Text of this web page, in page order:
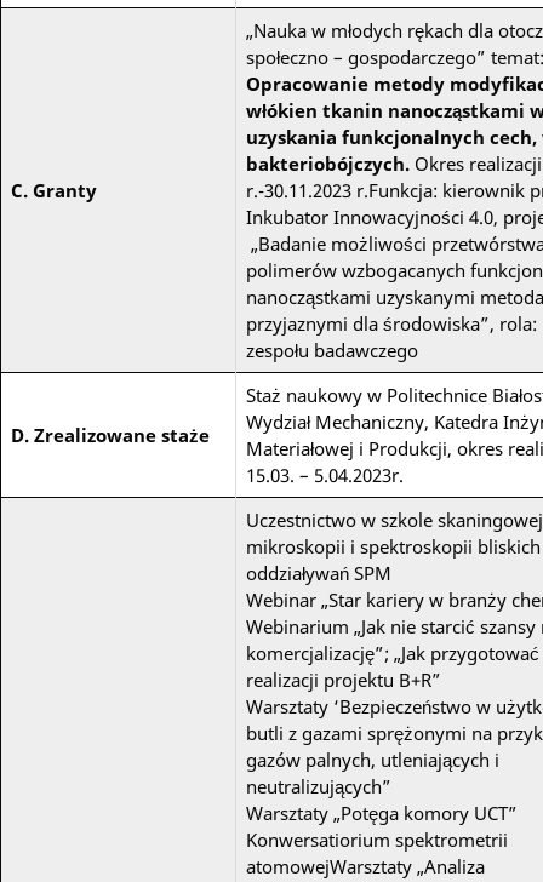
C. Granty
„Nauka w młodych rękach dla
społeczno – gospodarczego” temat:
Opracowanie metody
włókien tkanin nanocząstkami
uzyskania funkcjonalnych
bakteriobójczych. Okres
r.-30.11.2023 r.Funkcja: kierownik
Inkubator Innowacyjności 4.0,
„Badanie możliwości
polimerów wzbogacanych
nanocząstkami uzyskanymi
przyjaznymi dla środowiska”, rola:
zespołu badawczego
D. Zrealizowane staże
Staż naukowy w Politechnice
Wydział Mechaniczny, Katedra
Materiałowej i Produkcji, okres
15.03. – 5.04.2023r.
Uczestnictwo w szkole skaningowej
mikroskopii i spektroskopii bliskich
oddziaływań SPM
Webinar „Star kariery w branży
Webinarium „Jak nie starcić szansy
komercjalizację”; „Jak
realizacji projektu B+R”
Warsztaty ‘Bezpieczeństwo w
butli z gazami sprężonymi na
gazów palnych, utleniających i
neutralizujących”
Warsztaty „Potęga komory UCT”
Konwersatiorium spektrometrii
atomowejWarsztaty „Analiza